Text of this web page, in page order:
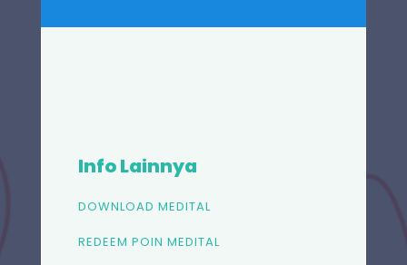
Info Lainnya
DOWNLOAD MEDITAL
REDEEM POIN MEDITAL